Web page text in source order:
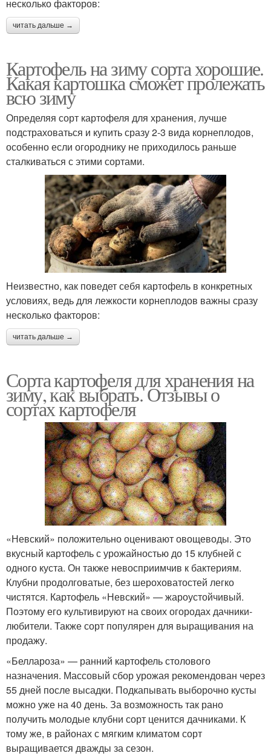
несколько факторов:
читать дальше →
Картофель на зиму сорта хорошие.
Какая картошка сможет пролежать
всю зиму
Определяя сорт картофеля для хранения, лучше
подстраховаться и купить сразу 2-3 вида корнеплодов,
особенно если огороднику не приходилось раньше
сталкиваться с этими сортами.
Неизвестно, как поведет себя картофель в конкретных
условиях, ведь для лежкости корнеплодов важны сразу
несколько факторов:
читать дальше →
Сорта картофеля для хранения на
зиму, как выбрать. Отзывы о
сортах картофеля
«Невский» положительно оценивают овощеводы. Это
вкусный картофель с урожайностью до 15 клубней с
одного куста. Он также невосприимчив к бактериям.
Клубни продолговатые, без шероховатостей легко
чистятся. Картофель «Невский» — жароустойчивый.
Поэтому его культивируют на своих огородах дачники-
любители. Также сорт популярен для выращивания на
продажу.
«Беллароза» — ранний картофель столового
назначения. Массовый сбор урожая рекомендован через
55 дней после высадки. Подкапывать выборочно кусты
можно уже на 40 день. За возможность так рано
получить молодые клубни сорт ценится дачниками. К
тому же, в районах с мягким климатом сорт
выращивается дважды за сезон.